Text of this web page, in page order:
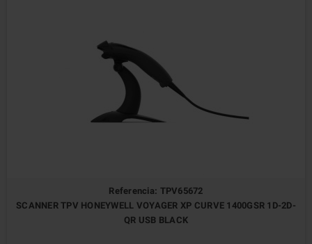
Referencia: TPV65672
SCANNER TPV HONEYWELL VOYAGER XP CURVE 1400GSR 1D-2D-
QR USB BLACK